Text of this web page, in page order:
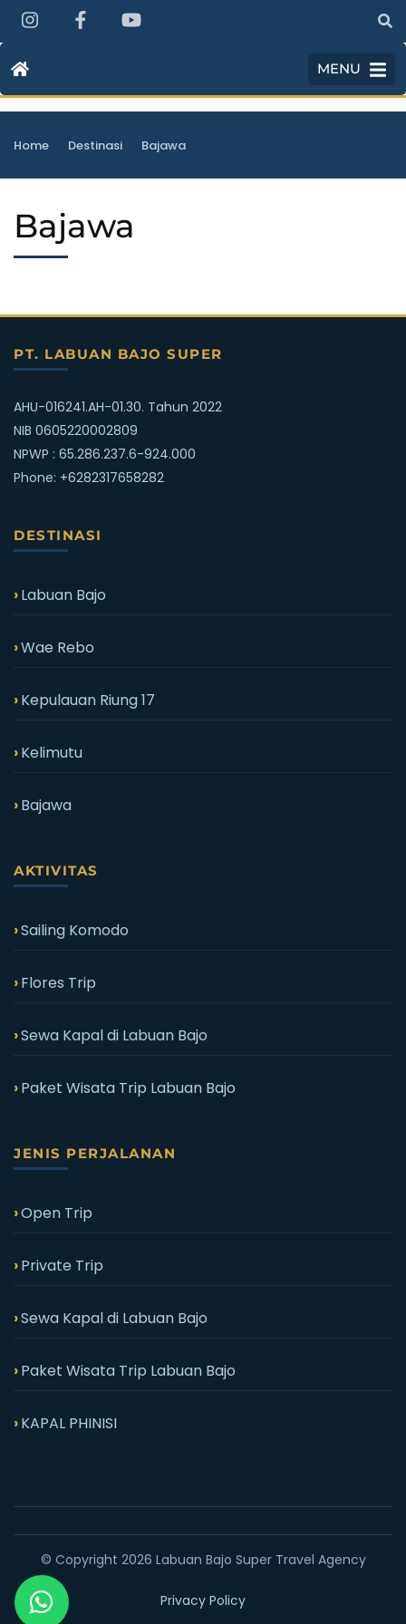
MENU
Home Destinasi Bajawa
Bajawa
PT. LABUAN BAJO SUPER
AHU-016241.AH-01.30. Tahun 2022
NIB 0605220002809
NPWP : 65.286.237.6-924.000
Phone: +6282317658282
DESTINASI
Labuan Bajo
Wae Rebo
Kepulauan Riung 17
Kelimutu
Bajawa
AKTIVITAS
Sailing Komodo
Flores Trip
Sewa Kapal di Labuan Bajo
Paket Wisata Trip Labuan Bajo
JENIS PERJALANAN
Open Trip
Private Trip
Sewa Kapal di Labuan Bajo
Paket Wisata Trip Labuan Bajo
KAPAL PHINISI
© Copyright 2026 Labuan Bajo Super Travel Agency
Privacy Policy